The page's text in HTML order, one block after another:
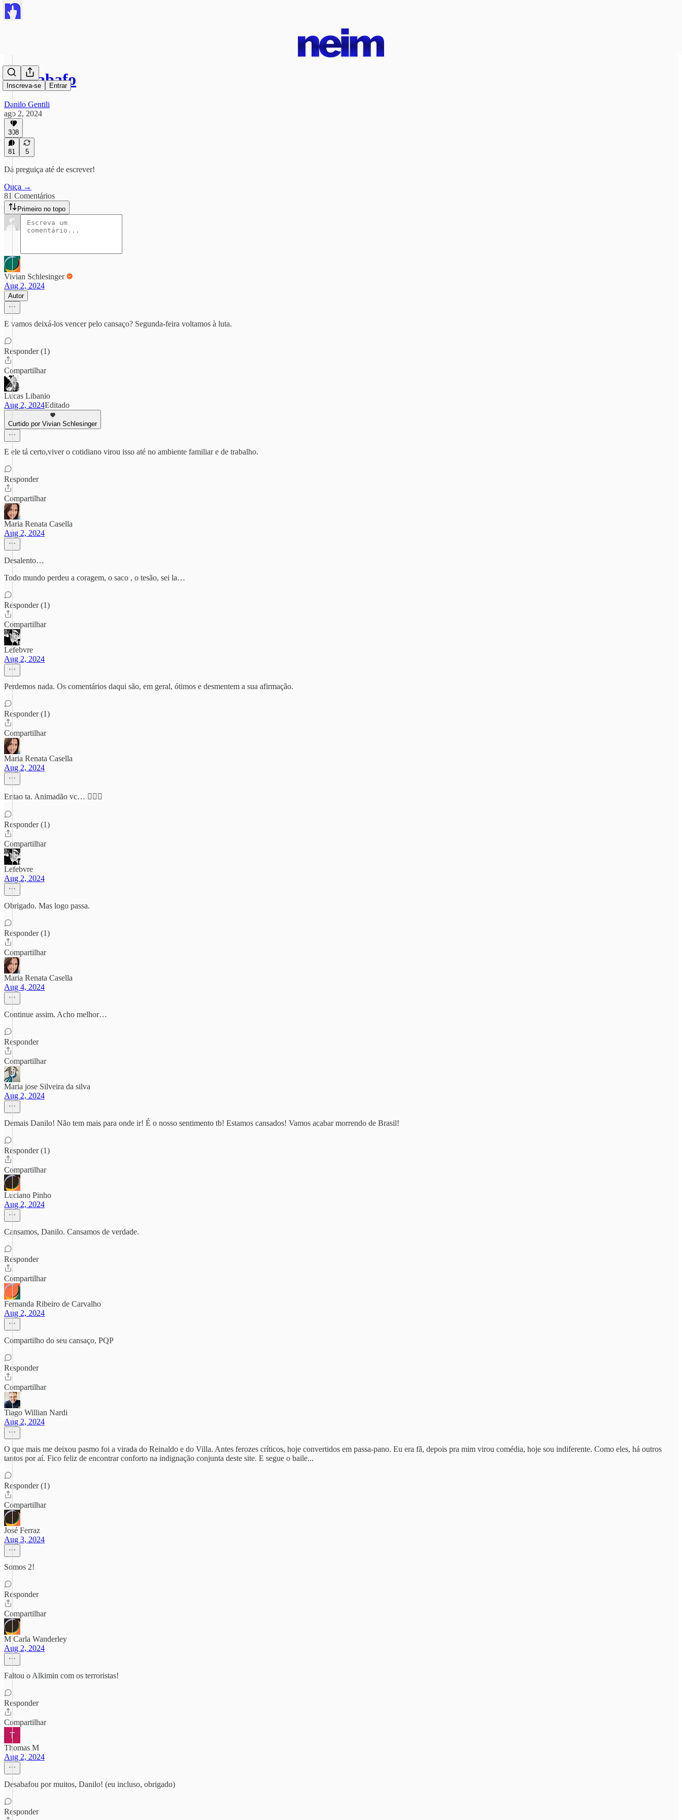
Inscreva-se Entrar
#Desabafo
Danilo Gentili
ago 2, 2024
308
81 5
Dá preguiça até de escrever!
Ouça →
81 Comentários
Primeiro no topo
Vivian Schlesinger
Aug 2, 2024
Autor
E vamos deixá-los vencer pelo cansaço? Segunda-feira voltamos à luta.
Responder (1)
Compartilhar
Lucas Libanio
Aug 2, 2024Editado
Curtido por Vivian Schlesinger
E ele tá certo,viver o cotidiano virou isso até no ambiente familiar e de trabalho.
Responder
Compartilhar
Maria Renata Casella
Aug 2, 2024
Desalento…
Todo mundo perdeu a coragem, o saco , o tesão, sei la…
Responder (1)
Compartilhar
Lefebvre
Aug 2, 2024
Perdemos nada. Os comentários daqui são, em geral, ótimos e desmentem a sua afirmação.
Responder (1)
Compartilhar
Maria Renata Casella
Aug 2, 2024
Entao ta. Animadão vc… 🤷🏻‍♀️
Responder (1)
Compartilhar
Lefebvre
Aug 2, 2024
Obrigado. Mas logo passa.
Responder (1)
Compartilhar
Maria Renata Casella
Aug 4, 2024
Continue assim. Acho melhor…
Responder
Compartilhar
Maria jose Silveira da silva
Aug 2, 2024
Demais Danilo! Não tem mais para onde ir! É o nosso sentimento tb! Estamos cansados! Vamos acabar morrendo de Brasil!
Responder (1)
Compartilhar
Luciano Pinho
Aug 2, 2024
Cansamos, Danilo. Cansamos de verdade.
Responder
Compartilhar
Fernanda Ribeiro de Carvalho
Aug 2, 2024
Compartilho do seu cansaço, PQP
Responder
Compartilhar
Tiago Willian Nardi
Aug 2, 2024
O que mais me deixou pasmo foi a virada do Reinaldo e do Villa. Antes ferozes críticos, hoje convertidos em passa-pano. Eu era fã, depois pra mim virou comédia, hoje sou indiferente. Como eles, há outros
tantos por aí. Fico feliz de encontrar conforto na indignação conjunta deste site. E segue o baile...
Responder (1)
Compartilhar
José Ferraz
Aug 3, 2024
Somos 2!
Responder
Compartilhar
M Carla Wanderley
Aug 2, 2024
Faltou o Alkimin com os terroristas!
Responder
Compartilhar
Thomas M
Aug 2, 2024
Desabafou por muitos, Danilo! (eu incluso, obrigado)
Responder